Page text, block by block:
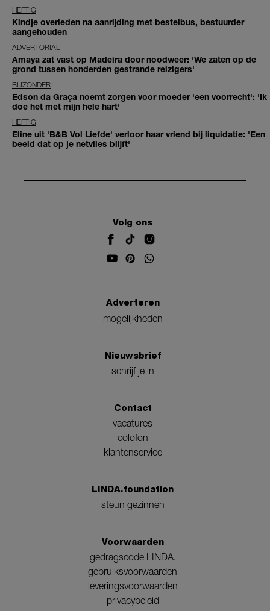
HEFTIG
Kindje overleden na aanrijding met bestelbus, bestuurder
aangehouden
ADVERTORIAL
Amaya zat vast op Madeira door noodweer: 'We zaten op de
grond tussen honderden gestrande reizigers'
BIJZONDER
Edson da Graça noemt zorgen voor moeder 'een voorrecht': 'Ik
doe het met mijn hele hart'
HEFTIG
Eline uit 'B&B Vol Liefde' verloor haar vriend bij liquidatie: 'Een
beeld dat op je netvlies blijft'
Volg ons
Adverteren
mogelijkheden
Nieuwsbrief
schrijf je in
Contact
vacatures
colofon
klantenservice
LINDA.foundation
steun gezinnen
Voorwaarden
gedragscode LINDA.
gebruiksvoorwaarden
leveringsvoorwaarden
privacybeleid